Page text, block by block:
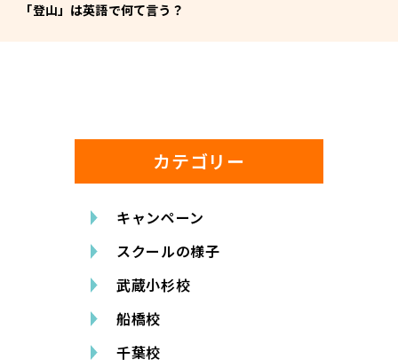
「登山」は英語で何て言う？
カテゴリー
キャンペーン
スクールの様子
武蔵小杉校
船橋校
千葉校